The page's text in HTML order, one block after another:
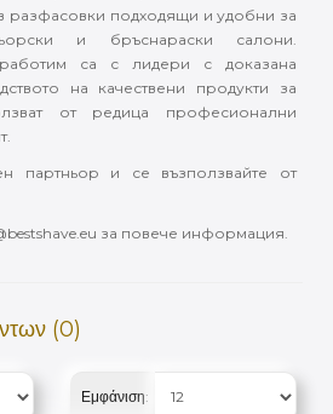
разфасовки подходящи и удобни за
и бръснараски салони.
са с лидери с доказана
на качествени продукти за
от редица професионални
партньор и се възползвайте от
за повече информация.
(0)
Εμφάνιση: